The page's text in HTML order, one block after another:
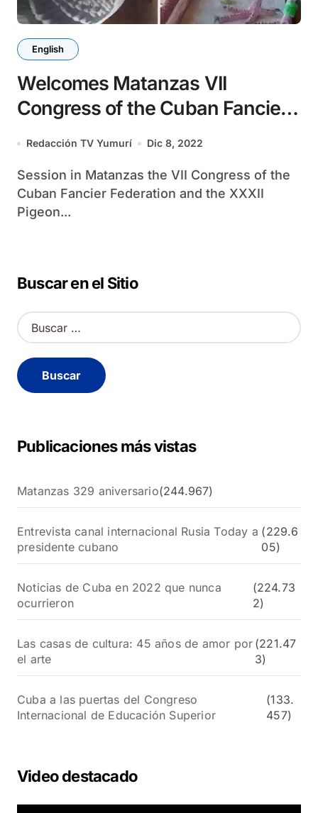
English
Welcomes Matanzas VII
Congress of the Cuban Fancier
Federation
Redacción TV Yumurí Dic 8, 2022
Session in Matanzas the VII Congress of the
Cuban Fancier Federation and the XXXII
Pigeon...
Buscar en el Sitio
B
u
c
a
Publicaciones más vistas
Matanzas 329 aniversario(244.967)
Entrevista canal internacional Rusia Today a
presidente cubano
(229.6
05)
Noticias de Cuba en 2022 que nunca
ocurrieron
(224.73
2)
Las casas de cultura: 45 años de amor por
el arte
(221.47
3)
Cuba a las puertas del Congreso
Internacional de Educación Superior
(133.
457)
Video destacado